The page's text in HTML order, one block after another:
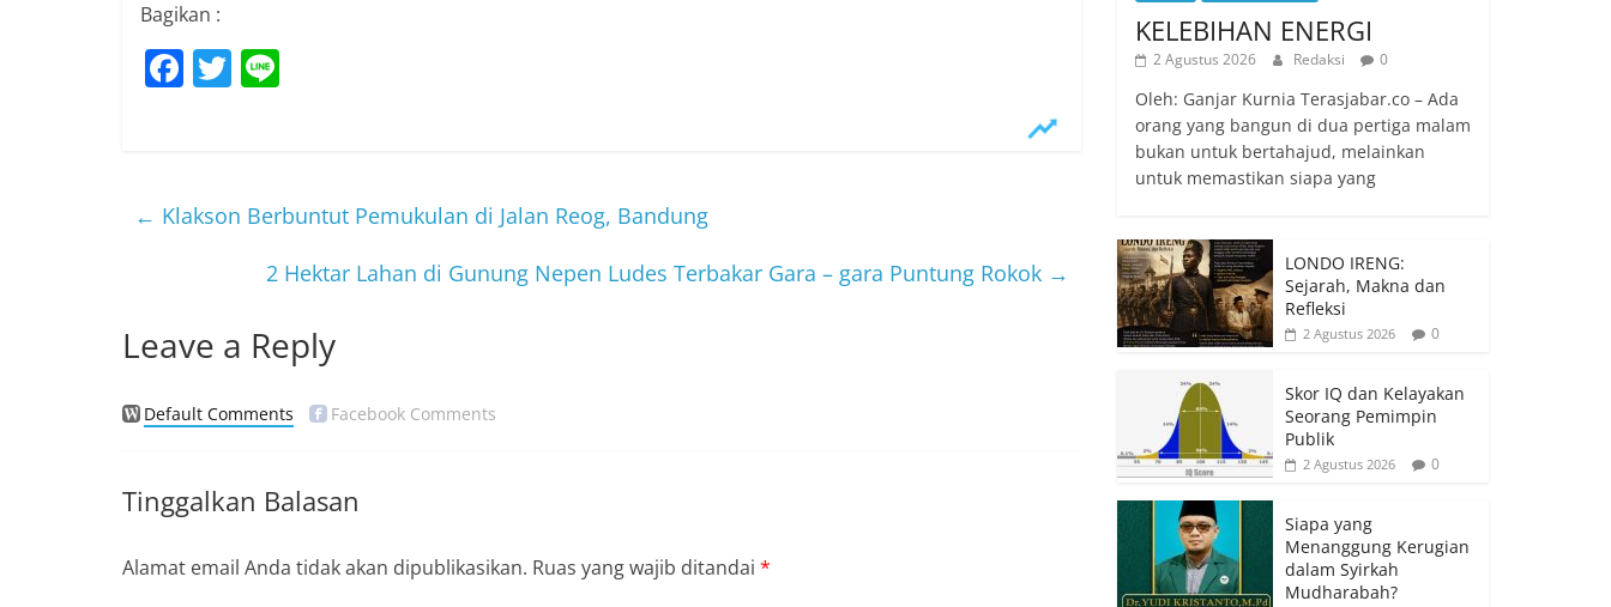
Bagikan :
F
b
k
T
← Klakson Berbuntut Pemukulan di Jalan Reog, Bandung
2 Hektar Lahan di Gunung Nepen Ludes Terbakar Gara – gara Puntung Rokok →
Leave a Reply
Default Comments Facebook Comments
Tinggalkan Balasan
Alamat email Anda tidak akan dipublikasikan. Ruas yang wajib ditandai *
KELEBIHAN ENERGI
2 Agustus 2026 Redaksi 0
Oleh: Ganjar Kurnia Terasjabar.co – Ada
orang yang bangun di dua pertiga malam
bukan untuk bertahajud, melainkan
untuk memastikan siapa yang
LONDO IRENG:
Sejarah, Makna dan
Refleksi
2 Agustus 2026 0
Skor IQ dan Kelayakan
Seorang Pemimpin
Publik
2 Agustus 2026 0
Siapa yang
Menanggung Kerugian
dalam Syirkah
Mudharabah?